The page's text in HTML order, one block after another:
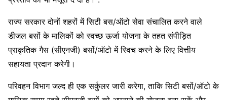
राज्य सरकार दोनों शहरों में सिटी बस/ऑटो सेवा संचालित करने वाले
डीजल बसों के मालिकों को स्वच्छ ऊर्जा योजना के तहत संपीड़ित
प्राकृतिक गैस (सीएनजी) बसों/ऑटो में स्विच करने के लिए वित्तीय
सहायता प्रदान करेगी।
परिवहन विभाग जल्द ही एक सर्कुलर जारी करेगा, ताकि सिटी बसों/ऑटो के